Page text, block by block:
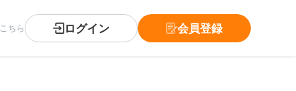
ちら ログイン 会員登録